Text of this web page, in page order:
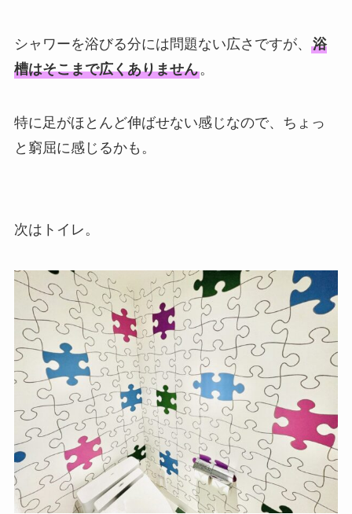
シャワーを浴びる分には問題ない広さですが、 浴
槽はそこまで広くありません。
特に足がほとんど伸ばせない感じなので、ちょっ
と窮屈に感じるかも。
次はトイレ。